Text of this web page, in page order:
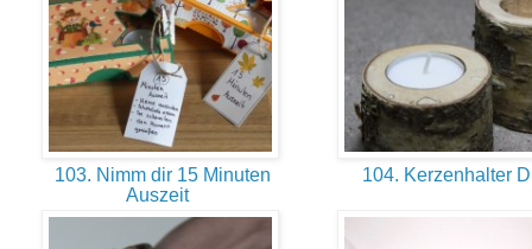
103. Nimm dir 15 Minuten
Auszeit
104. Kerzenhalter